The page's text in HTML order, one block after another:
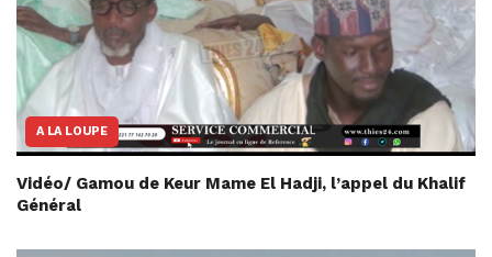
A LA LOUPE
Vidéo/ Gamou de Keur Mame El Hadji, l’appel du Khalif
Général